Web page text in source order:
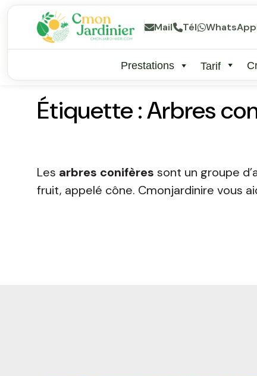
Mail Tél WhatsApp
Prestations Tarif
Étiquette :Arbres
Les arbres conifères sont un groupe
fruit, appelé cône. Cmonjardinire vous